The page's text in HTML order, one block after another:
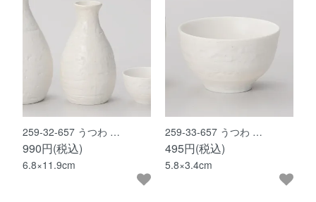
259-32-657 うつわ …
990円(税込)
6.8×11.9cm
259-33-657 うつわ …
495円(税込)
5.8×3.4cm